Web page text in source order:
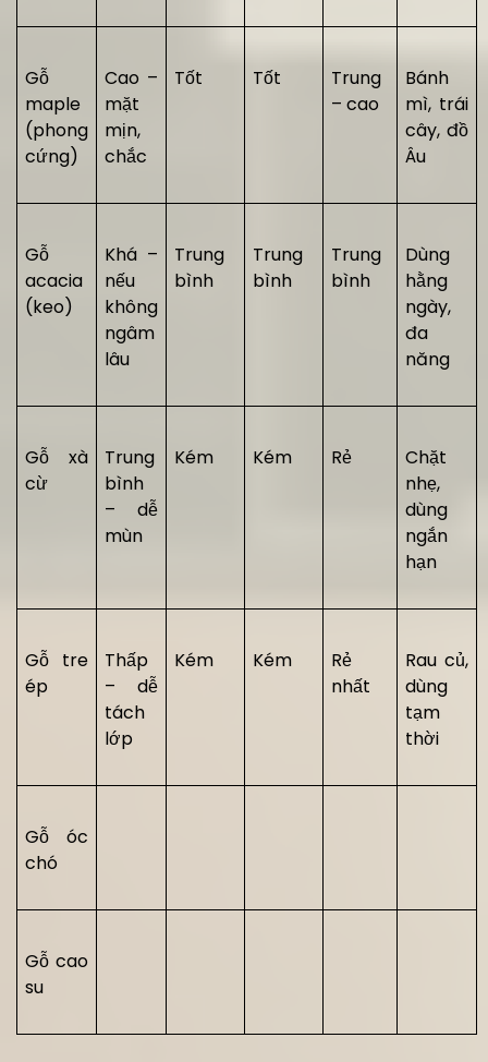
Gỗ
maple
(phong
cứng)
Cao –
mặt
mịn,
chắc
Tốt Tốt
Trung
– cao
Bánh
mì, trái
cây, đồ
Âu
Gỗ
acacia
(keo)
Khá –
nếu
không
ngâm
lâu
Trung
bình
Trung
bình
Trung
bình
Dùng
hằng
ngày,
đa
năng
Gỗ xà
cừ
Trung
bình
– dễ
mùn
Kém Kém Rẻ
Chặt
nhẹ,
dùng
ngắn
hạn
Gỗ tre
ép
Thấp
– dễ
tách
lớp
Kém Kém
Rẻ
nhất
Rau củ,
dùng
tạm
thời
Gỗ óc
chó
Gỗ cao
su